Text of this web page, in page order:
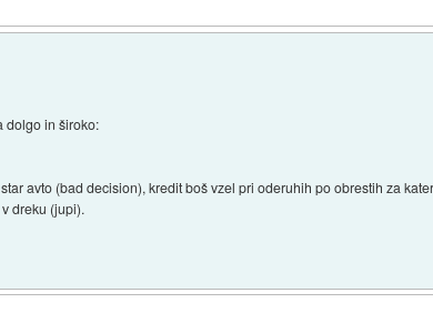
dolgo in široko:
avto (bad decision), kredit boš vzel pri oderuhih po obrestih za
dreku (jupi).